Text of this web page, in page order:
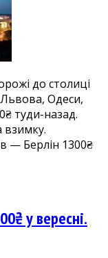
до столиці
Одеси,
туди-назад.
взимку.
— Берлін 1300₴
у вересні.